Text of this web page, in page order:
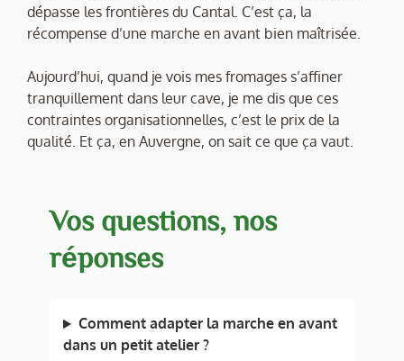
dépasse les frontières du Cantal. C’est ça, la
récompense d’une marche en avant bien maîtrisée.
Aujourd’hui, quand je vois mes fromages s’affiner
tranquillement dans leur cave, je me dis que ces
contraintes organisationnelles, c’est le prix de la
qualité. Et ça, en Auvergne, on sait ce que ça vaut.
Vos questions, nos
réponses
Comment adapter la marche en avant
dans un petit atelier ?